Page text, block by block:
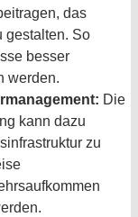
das
gestalten. So
besser
werden.
Die
kann dazu
zu